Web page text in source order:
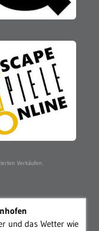
Verkäufen.
und das Wetter wie